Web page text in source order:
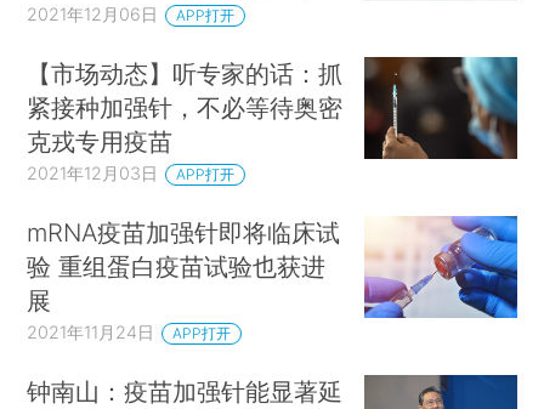
2021年12月06日 APP打开
【市场动态】听专家的话：抓
紧接种加强针，不必等待奥密
克戎专用疫苗
2021年12月03日 APP打开
mRNA疫苗加强针即将临床试
验 重组蛋白疫苗试验也获进
展
2021年11月24日 APP打开
钟南山：疫苗加强针能显著延